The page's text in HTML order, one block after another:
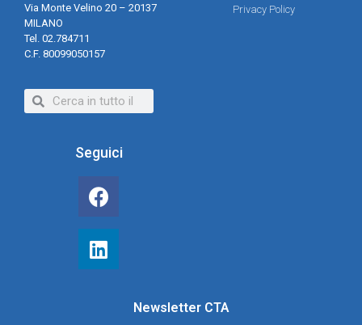
Via Monte Velino 20 – 20137
MILANO
Tel. 02.784711
C.F. 80099050157
Privacy Policy
Seguici
Newsletter CTA